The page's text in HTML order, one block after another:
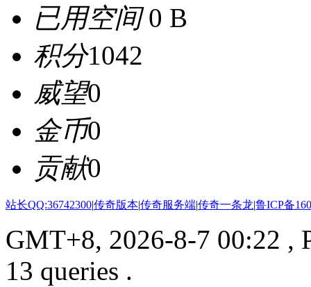
已用空间0 B
积分1042
威望0
金币0
贡献0
站长QQ:36742300|传奇版本|传奇服务端|传奇一条龙|鲁ICP备
GMT+8, 2026-8-7 00:22 ,
13 queries .